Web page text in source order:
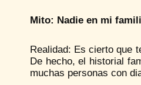
Mito: Nadie en mi
Realidad: Es cierto que
De hecho, el historial
muchas personas con